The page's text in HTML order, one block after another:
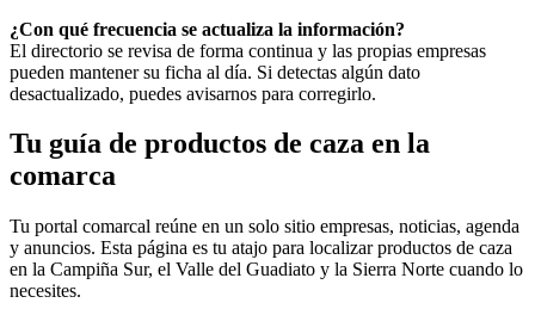
¿Con qué frecuencia se actualiza la información?
El directorio se revisa de forma continua y las propias empresas
pueden mantener su ficha al día. Si detectas algún dato
desactualizado, puedes avisarnos para corregirlo.
Tu guía de productos de caza en la
comarca
Tu portal comarcal reúne en un solo sitio empresas, noticias, agenda
y anuncios. Esta página es tu atajo para localizar productos de caza
en la Campiña Sur, el Valle del Guadiato y la Sierra Norte cuando lo
necesites.